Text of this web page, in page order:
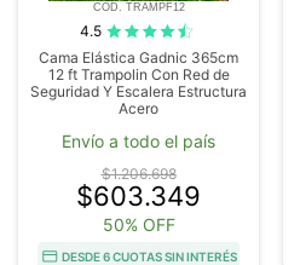
COD. TRAMPF12
4.5
Cama Elástica Gadnic 365cm
12 ft Trampolin Con Red de
Seguridad Y Escalera Estructura
Acero
Envío a todo el país
$1.206.698
$603.349
50% OFF
DESDE 6 CUOTAS SIN INTERÉS